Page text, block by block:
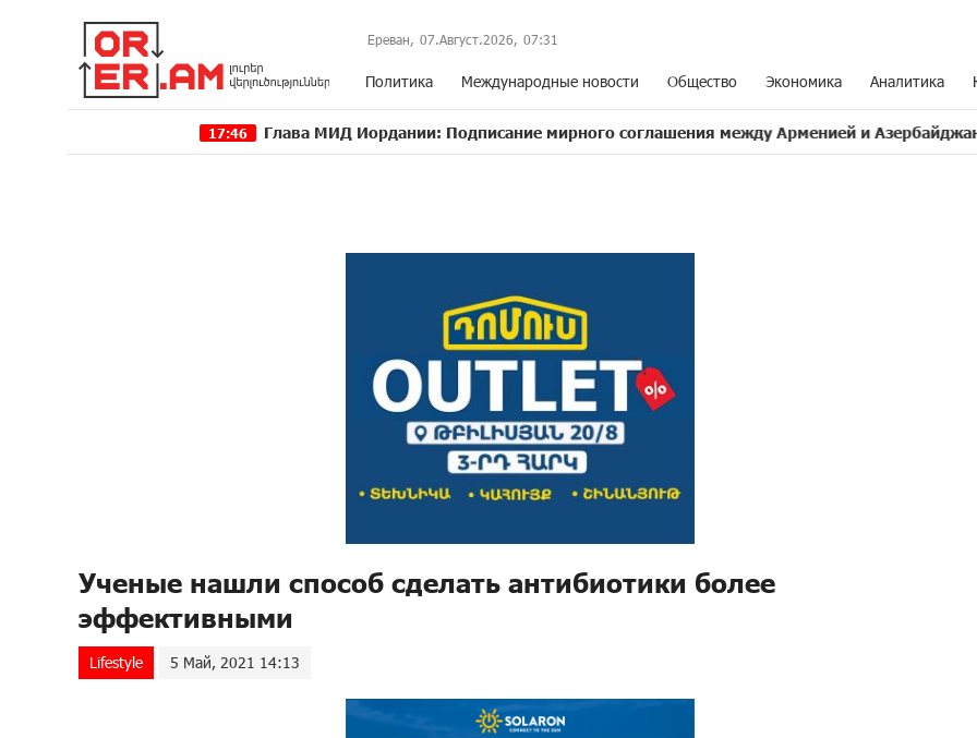
Ереван, 07.Август.2026, 07:31
Политика Международные новости Общество Экономика Аналитика
Глава МИД Иордании: Подписание мирного соглашения между Арменией и Азербайджаном близко
Ученые нашли способ сделать антибиотики более
эффективными
Lifestyle 5 Май, 2021 14:13